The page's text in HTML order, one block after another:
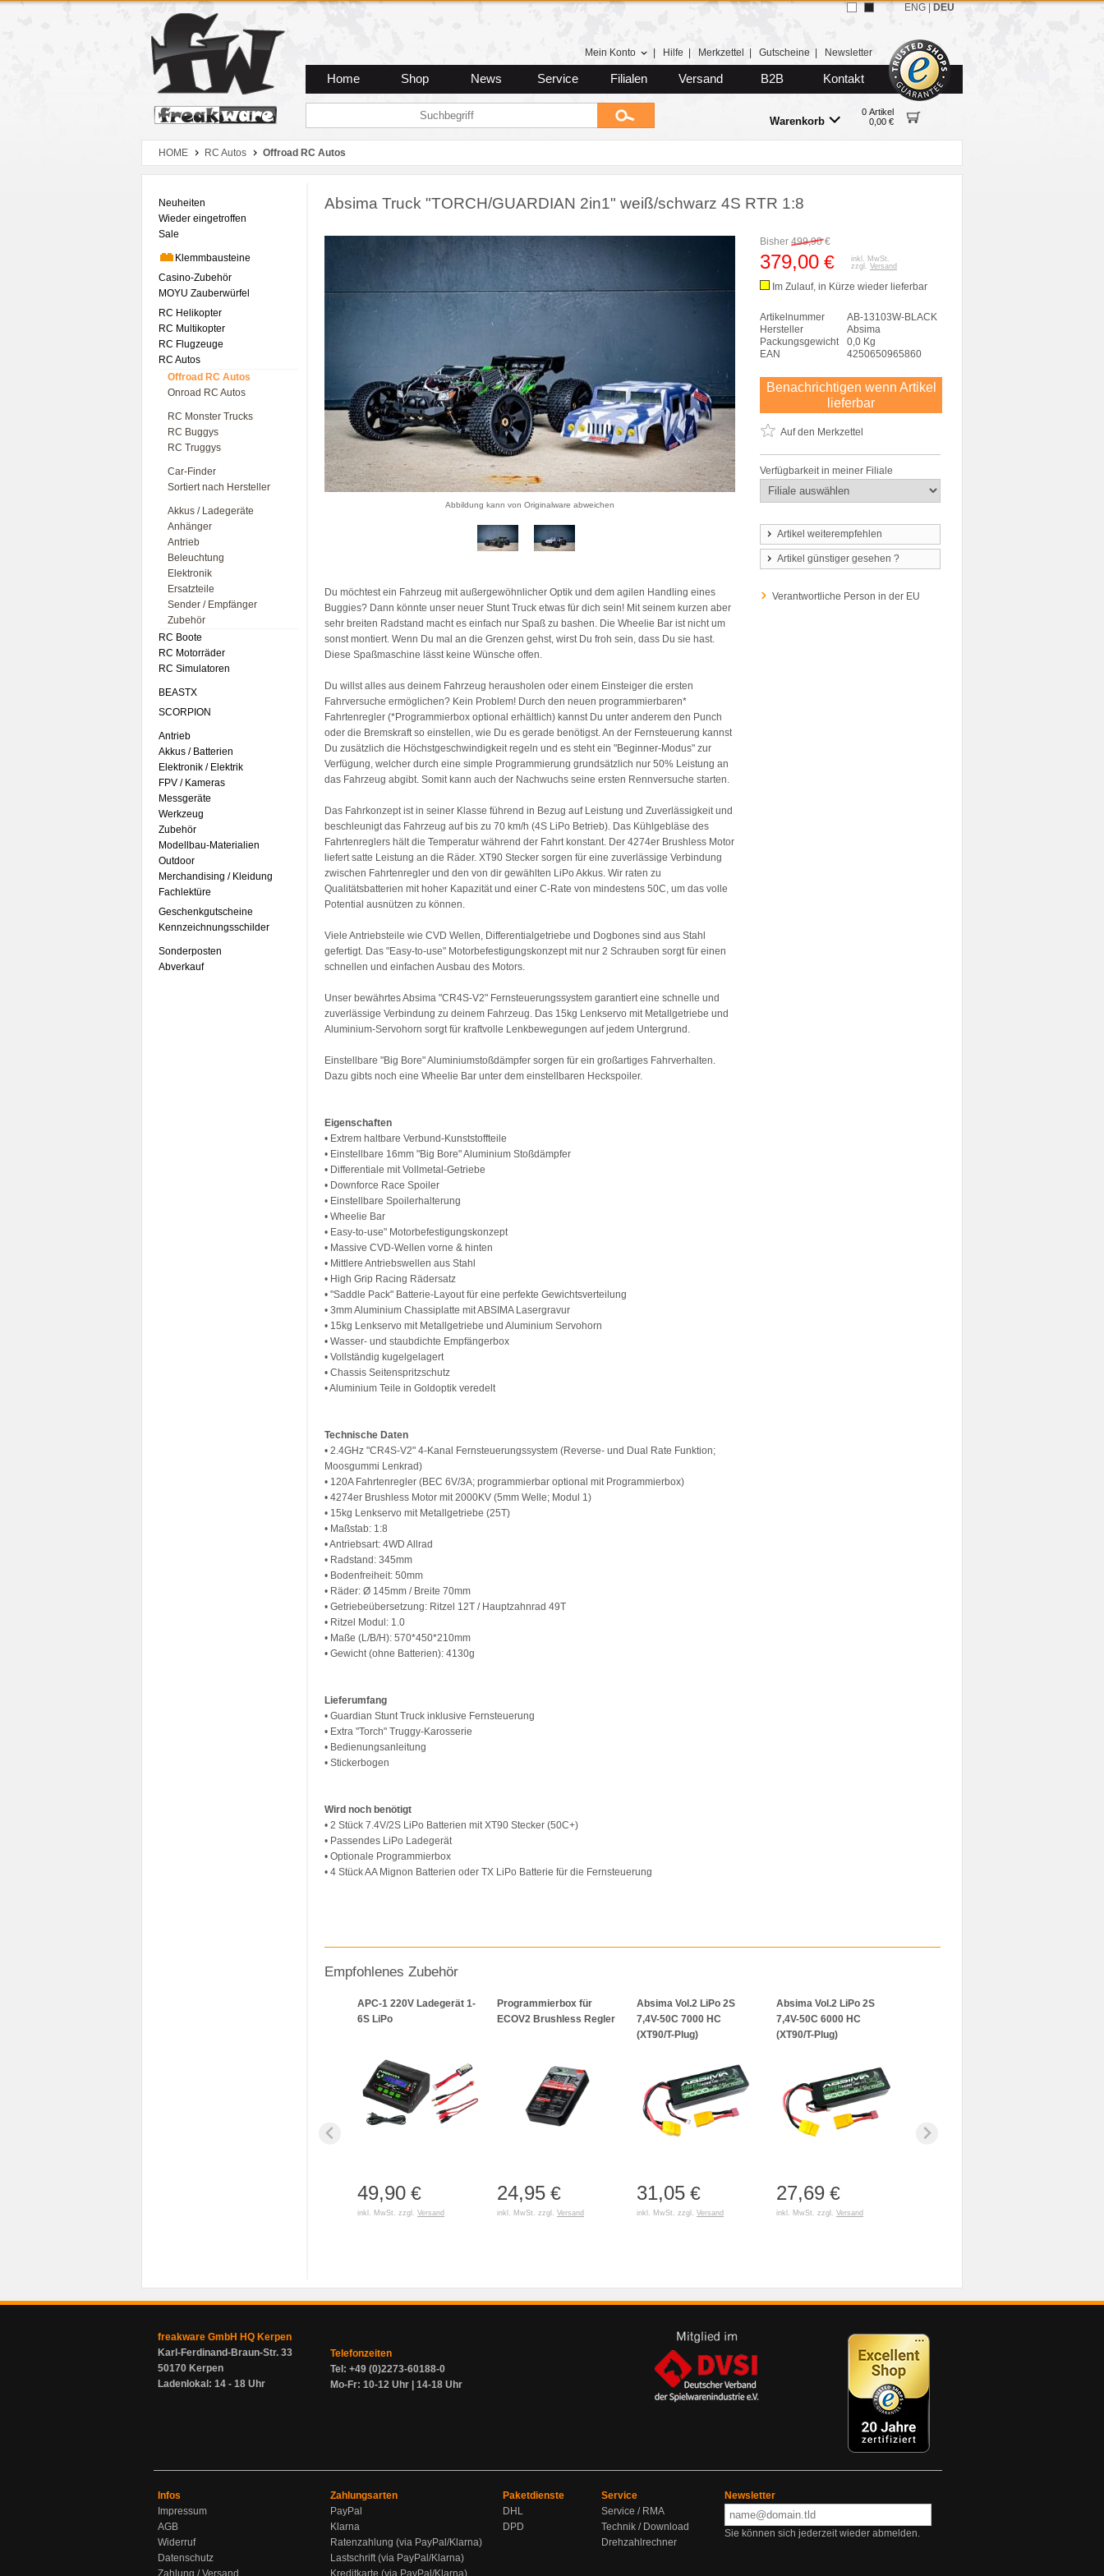
Zum Hauptmenue
Zum Seiteninhalt
Zum Warenkob
Mein Konto Hilfe Merkzettel Gutscheine Newsletter
Home Shop News Service Filialen Versand B2B Kontakt
Warenkorb
0 Artikel
0,00 €
ENG DEU
HOME RC Autos Offroad RC Autos
Neuheiten
Wieder eingetroffen
Sale
Klemmbausteine
Casino-Zubehör
MOYU Zauberwürfel
RC Helikopter
RC Multikopter
RC Flugzeuge
RC Autos
Offroad RC Autos
Onroad RC Autos
RC Monster Trucks
RC Buggys
RC Truggys
Car-Finder
Sortiert nach Hersteller
Akkus / Ladegeräte
Anhänger
Antrieb
Beleuchtung
Elektronik
Ersatzteile
Sender / Empfänger
Zubehör
RC Boote
RC Motorräder
RC Simulatoren
BEASTX
SCORPION
Antrieb
Akkus / Batterien
Elektronik / Elektrik
FPV / Kameras
Messgeräte
Werkzeug
Zubehör
Modellbau-Materialien
Outdoor
Merchandising / Kleidung
Fachlektüre
Geschenkgutscheine
Kennzeichnungsschilder
Sonderposten
Abverkauf
Absima Truck "TORCH/GUARDIAN 2in1" weiß/schwarz 4S RTR 1:8
Abbildung kann von Originalware abweichen
Du möchtest ein Fahrzeug mit außergewöhnlicher Optik und dem agilen Handling eines
Buggies? Dann könnte unser neuer Stunt Truck etwas für dich sein! Mit seinem kurzen aber
sehr breiten Radstand macht es einfach nur Spaß zu bashen. Die Wheelie Bar ist nicht um
sonst montiert. Wenn Du mal an die Grenzen gehst, wirst Du froh sein, dass Du sie hast.
Diese Spaßmaschine lässt keine Wünsche offen.
Du willst alles aus deinem Fahrzeug herausholen oder einem Einsteiger die ersten
Fahrversuche ermöglichen? Kein Problem! Durch den neuen programmierbaren*
Fahrtenregler (*Programmierbox optional erhältlich) kannst Du unter anderem den Punch
oder die Bremskraft so einstellen, wie Du es gerade benötigst. An der Fernsteuerung kannst
Du zusätzlich die Höchstgeschwindigkeit regeln und es steht ein "Beginner-Modus" zur
Verfügung, welcher durch eine simple Programmierung grundsätzlich nur 50% Leistung an
das Fahrzeug abgibt. Somit kann auch der Nachwuchs seine ersten Rennversuche starten.
Das Fahrkonzept ist in seiner Klasse führend in Bezug auf Leistung und Zuverlässigkeit und
beschleunigt das Fahrzeug auf bis zu 70 km/h (4S LiPo Betrieb). Das Kühlgebläse des
Fahrtenreglers hält die Temperatur während der Fahrt konstant. Der 4274er Brushless Motor
liefert satte Leistung an die Räder. XT90 Stecker sorgen für eine zuverlässige Verbindung
zwischen Fahrtenregler und den von dir gewählten LiPo Akkus. Wir raten zu
Qualitätsbatterien mit hoher Kapazität und einer C-Rate von mindestens 50C, um das volle
Potential ausnützen zu können.
Viele Antriebsteile wie CVD Wellen, Differentialgetriebe und Dogbones sind aus Stahl
gefertigt. Das "Easy-to-use" Motorbefestigungskonzept mit nur 2 Schrauben sorgt für einen
schnellen und einfachen Ausbau des Motors.
Unser bewährtes Absima "CR4S-V2" Fernsteuerungssystem garantiert eine schnelle und
zuverlässige Verbindung zu deinem Fahrzeug. Das 15kg Lenkservo mit Metallgetriebe und
Aluminium-Servohorn sorgt für kraftvolle Lenkbewegungen auf jedem Untergrund.
Einstellbare "Big Bore" Aluminiumstoßdämpfer sorgen für ein großartiges Fahrverhalten.
Dazu gibts noch eine Wheelie Bar unter dem einstellbaren Heckspoiler.
Eigenschaften
• Extrem haltbare Verbund-Kunststoffteile
• Einstellbare 16mm "Big Bore" Aluminium Stoßdämpfer
• Differentiale mit Vollmetal-Getriebe
• Downforce Race Spoiler
• Einstellbare Spoilerhalterung
• Wheelie Bar
• Easy-to-use" Motorbefestigungskonzept
• Massive CVD-Wellen vorne & hinten
• Mittlere Antriebswellen aus Stahl
• High Grip Racing Rädersatz
• "Saddle Pack" Batterie-Layout für eine perfekte Gewichtsverteilung
• 3mm Aluminium Chassiplatte mit ABSIMA Lasergravur
• 15kg Lenkservo mit Metallgetriebe und Aluminium Servohorn
• Wasser- und staubdichte Empfängerbox
• Vollständig kugelgelagert
• Chassis Seitenspritzschutz
• Aluminium Teile in Goldoptik veredelt
Technische Daten
• 2.4GHz "CR4S-V2" 4-Kanal Fernsteuerungssystem (Reverse- und Dual Rate Funktion;
Moosgummi Lenkrad)
• 120A Fahrtenregler (BEC 6V/3A; programmierbar optional mit Programmierbox)
• 4274er Brushless Motor mit 2000KV (5mm Welle; Modul 1)
• 15kg Lenkservo mit Metallgetriebe (25T)
• Maßstab: 1:8
• Antriebsart: 4WD Allrad
• Radstand: 345mm
• Bodenfreiheit: 50mm
• Räder: Ø 145mm / Breite 70mm
• Getriebeübersetzung: Ritzel 12T / Hauptzahnrad 49T
• Ritzel Modul: 1.0
• Maße (L/B/H): 570*450*210mm
• Gewicht (ohne Batterien): 4130g
Lieferumfang
• Guardian Stunt Truck inklusive Fernsteuerung
• Extra "Torch" Truggy-Karosserie
• Bedienungsanleitung
• Stickerbogen
Wird noch benötigt
• 2 Stück 7.4V/2S LiPo Batterien mit XT90 Stecker (50C+)
• Passendes LiPo Ladegerät
• Optionale Programmierbox
• 4 Stück AA Mignon Batterien oder TX LiPo Batterie für die Fernsteuerung
Bisher 499,90€
379,00 €
inkl. MwSt.
zzgl. Versand
Im Zulauf, in Kürze wieder lieferbar
Artikelnummer
AB-13103W-BLACK
Hersteller
Absima
Packungsgewicht
0,0 Kg
EAN
4250650965860
Benachrichtigen wenn Artikel
lieferbar
Auf den Merkzettel
Verfügbarkeit in meiner Filiale
Artikel weiterempfehlen
Artikel günstiger gesehen ?
Verantwortliche Person in der EU
Empfohlenes Zubehör
APC-1 220V Ladegerät 1-
6S LiPo
49,90 €
inkl. MwSt. zzgl. Versand
Programmierbox für
ECOV2 Brushless Regler
24,95 €
inkl. MwSt. zzgl. Versand
Absima Vol.2 LiPo 2S
7,4V-50C 7000 HC
(XT90/T-Plug)
31,05 €
inkl. MwSt. zzgl. Versand
Absima Vol.2 LiPo 2S
7,4V-50C 6000 HC
(XT90/T-Plug)
27,69 €
inkl. MwSt. zzgl. Versand
freakware GmbH HQ Kerpen
Karl-Ferdinand-Braun-Str. 33
50170 Kerpen
Ladenlokal: 14 - 18 Uhr
Telefonzeiten
Tel: +49 (0)2273-60188-0
Mo-Fr: 10-12 Uhr | 14-18 Uhr
Infos
Impressum
AGB
Widerruf
Datenschutz
Zahlung / Versand
Zahlungsarten
PayPal
Klarna
Ratenzahlung (via PayPal/Klarna)
Lastschrift (via PayPal/Klarna)
Kreditkarte (via PayPal/Klarna)
Paketdienste
DHL
DPD
Service
Service / RMA
Technik / Download
Drehzahlrechner
Newsletter
Sie können sich jederzeit wieder abmelden.